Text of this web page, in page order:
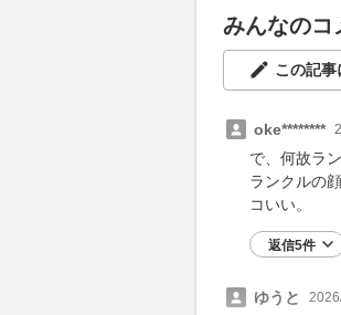
みんなのコ
この記事
oke********
で、何故ラ
ランクルの
コいい。
返信5件
ゆうと